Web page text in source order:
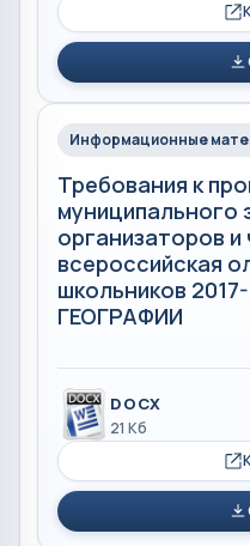
Информационные
Требования к
муниципального
организаторов
всероссийская
школьников
ГЕОГРАФИИ
DOCX
21 Кб